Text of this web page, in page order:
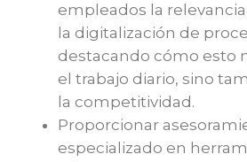
empleados la
la digitalización de
destacando cómo esto
el trabajo diario, sino
la competitividad.
Proporcionar
especializado en